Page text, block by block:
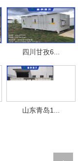
四川甘孜6...
山东青岛1...